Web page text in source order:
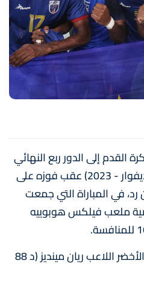
القدم إلى الدور ربع النهائي
لكأس إفريقيا للأمم (كوت ديفوار - 2023) عقب فوزه على
في المباراة التي جمعت
ملعب فيلكس هوبوييه
وسجل هدف منتخب الرأس الأخضر اللاعب ريان مينديز (د 88